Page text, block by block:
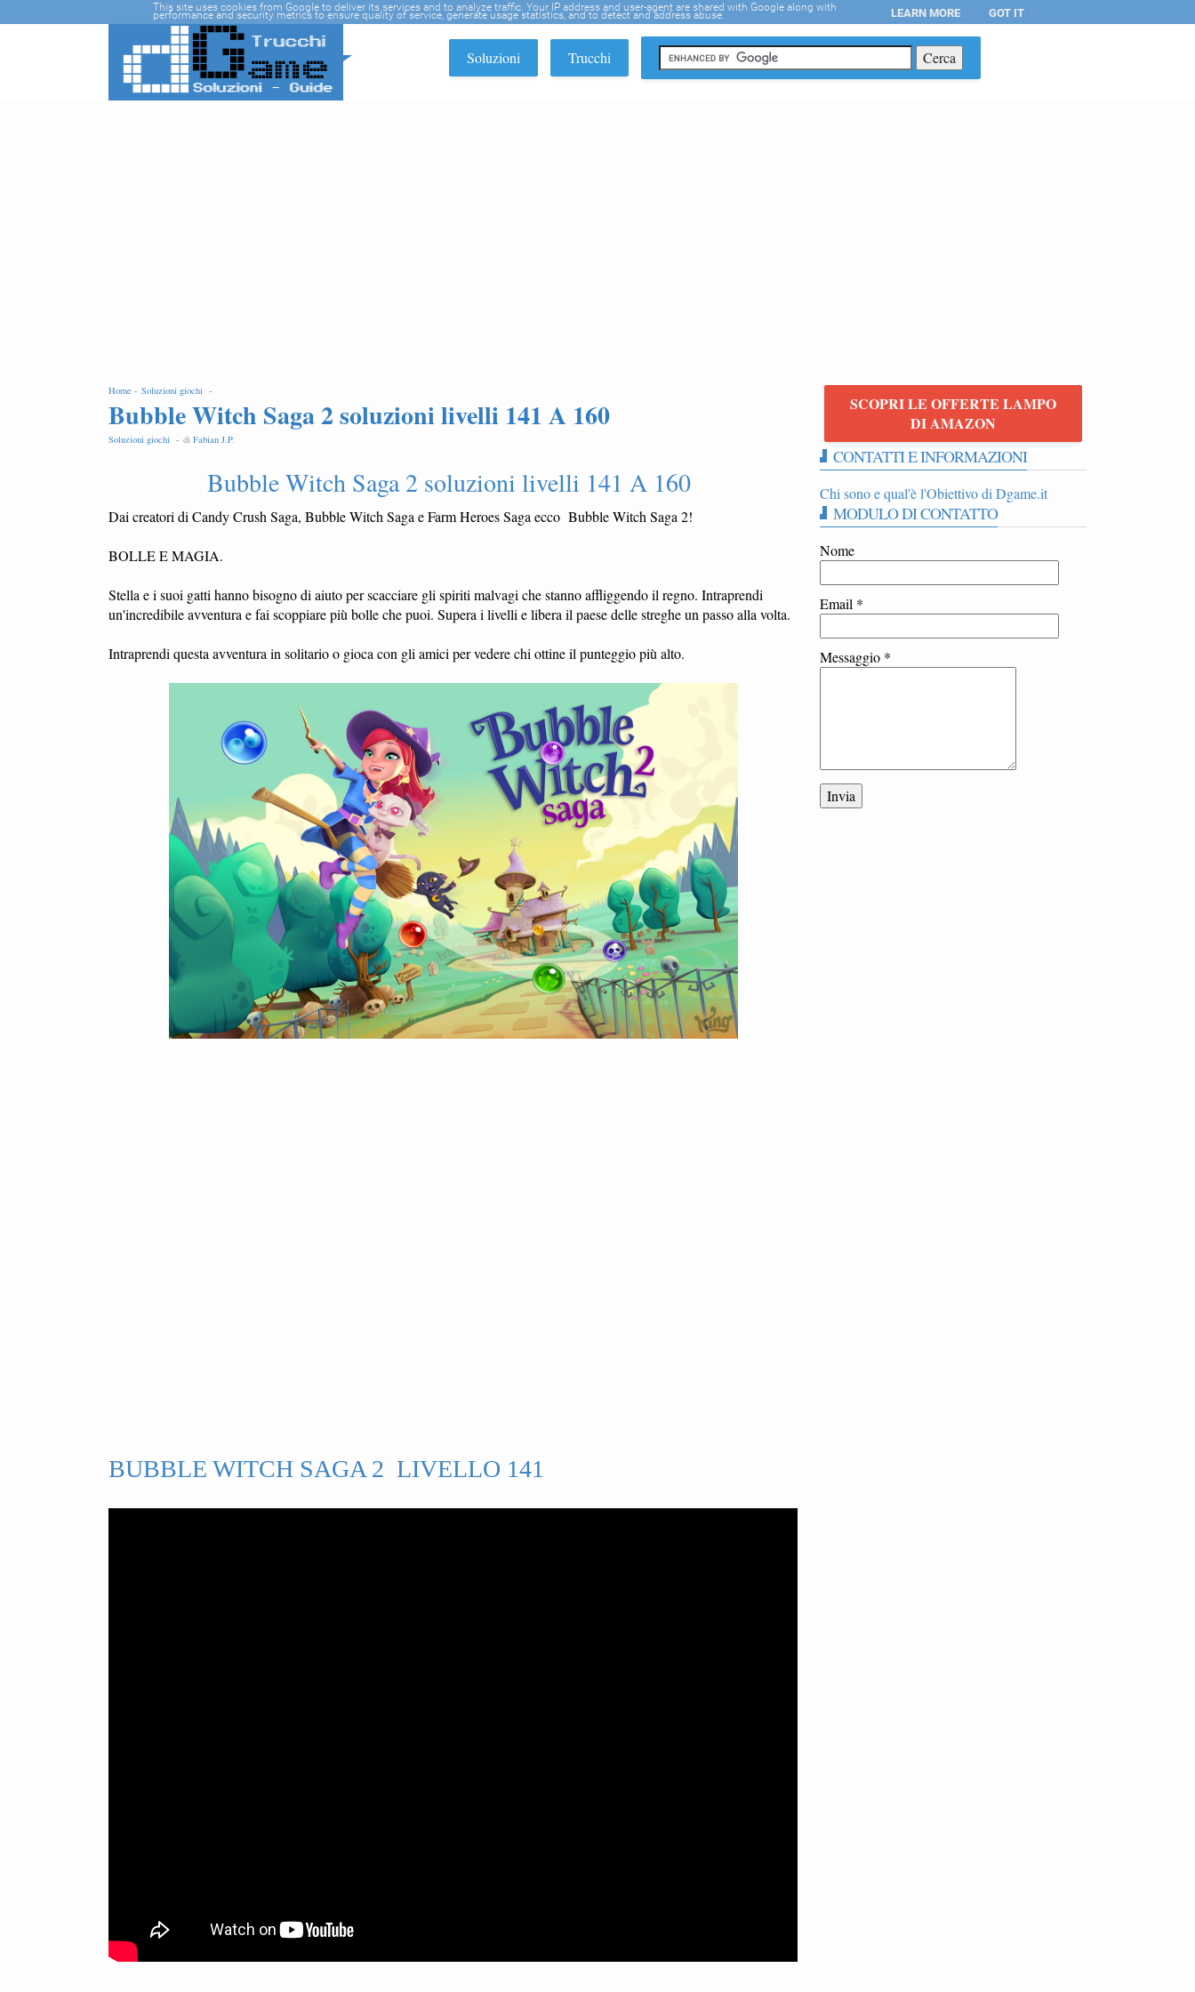
Soluzioni Trucchi
Home - Soluzioni giochi -
Bubble Witch Saga 2 soluzioni livelli 141 A 160
Soluzioni giochi - di Fabian J.P.
Bubble Witch Saga 2 soluzioni livelli 141 A 160
Dai creatori di Candy Crush Saga, Bubble Witch Saga e Farm Heroes Saga ecco Bubble Witch Saga 2!
BOLLE E MAGIA.
Stella e i suoi gatti hanno bisogno di aiuto per scacciare gli spiriti malvagi che stanno affliggendo il regno. Intraprendi
un'incredibile avventura e fai scoppiare più bolle che puoi. Supera i livelli e libera il paese delle streghe un passo alla volta.
Intraprendi questa avventura in solitario o gioca con gli amici per vedere chi ottine il punteggio più alto.
BUBBLE WITCH SAGA 2 LIVELLO 141
SCOPRI LE OFFERTE LAMPO
DI AMAZON
CONTATTI E INFORMAZIONI
Chi sono e qual'è l'Obiettivo di Dgame.it
MODULO DI CONTATTO
Nome
Email *
Messaggio *
This site uses cookies from Google to deliver its services and to analyze traffic. Your IP address and user-agent are shared with Google along with
performance and security metrics to ensure quality of service, generate usage statistics, and to detect and address abuse. LEARN MORE GOT IT